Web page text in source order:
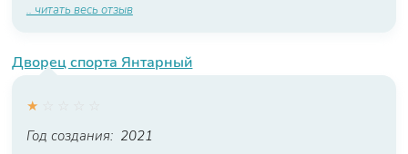
.. читать весь отзыв
Дворец спорта Янтарный
★
Год создания: 2021